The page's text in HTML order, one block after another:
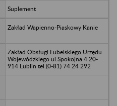
Suplement
Zakład Wapienno-Piaskowy Kanie
Zakład Obsługi Lubelskiego Urzędu
Wojewódzkiego ul.Spokojna 4 20-
914 Lublin tel.(0-81) 74 24 292